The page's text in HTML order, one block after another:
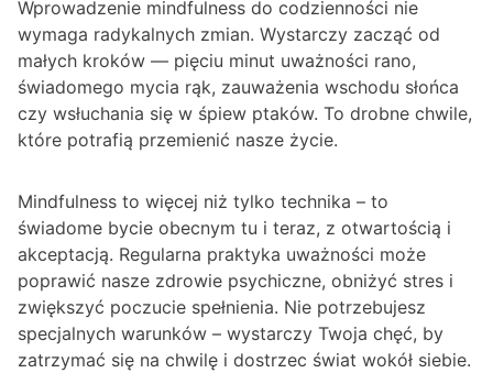
Wprowadzenie mindfulness do codzienności nie
wymaga radykalnych zmian. Wystarczy zacząć od
małych kroków — pięciu minut uważności rano,
świadomego mycia rąk, zauważenia wschodu słońca
czy wsłuchania się w śpiew ptaków. To drobne chwile,
które potrafią przemienić nasze życie.
Mindfulness to więcej niż tylko technika – to
świadome bycie obecnym tu i teraz, z otwartością i
akceptacją. Regularna praktyka uważności może
poprawić nasze zdrowie psychiczne, obniżyć stres i
zwiększyć poczucie spełnienia. Nie potrzebujesz
specjalnych warunków – wystarczy Twoja chęć, by
zatrzymać się na chwilę i dostrzec świat wokół siebie.